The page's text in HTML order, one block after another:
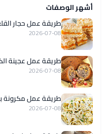
أشهر الوصفات
طريقة عمل حجار
2026-07-08
طريقة عمل عجينة
2026-07-08
طريقة عمل مكرونة
2026-07-08